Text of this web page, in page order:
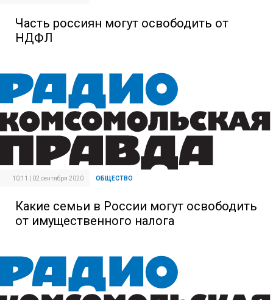
Часть россиян могут освободить от
НДФЛ
10:11 | 02 сентября 2020 ОБЩЕСТВО
Какие семьи в России могут освободить
от имущественного налога